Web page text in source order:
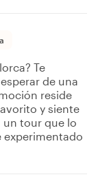
Te
de una
reside
y siente
un tour que lo
experimentado